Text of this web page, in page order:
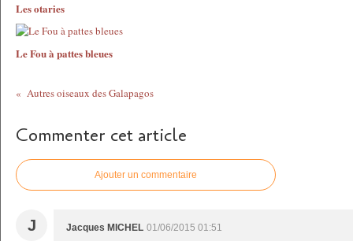
Les otaries
Le Fou à pattes bleues
Autres oiseaux des Galapagos
Commenter cet article
Ajouter un commentaire
J Jacques MICHEL 01/06/2015 01:51